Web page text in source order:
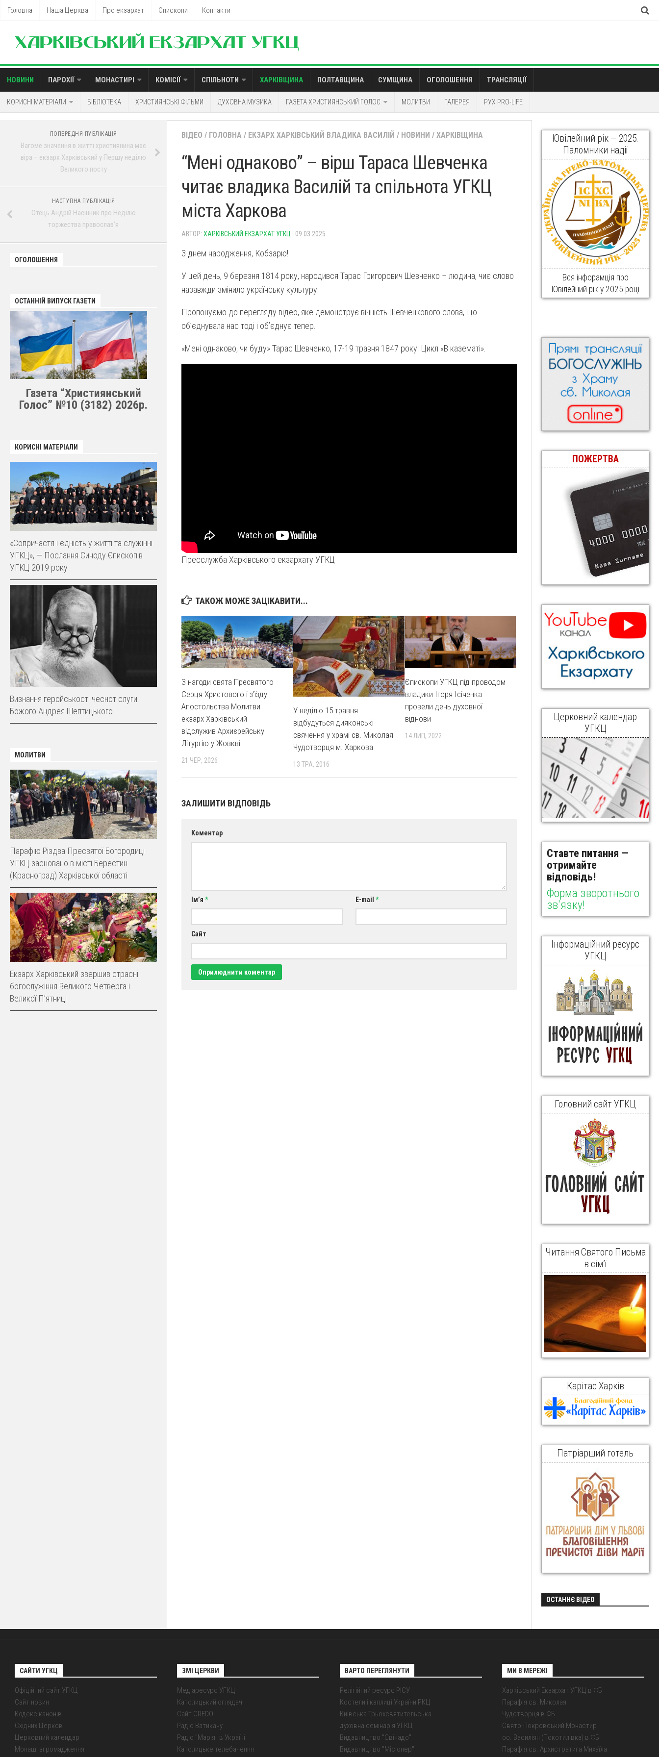
Головна Наша Церква Про екзархат Єпископи Контакти
НОВИНИ ПАРОХІЇ МОНАСТИРІ КОМІСІЇ СПІЛЬНОТИ ХАРКІВЩИНА ПОЛТАВЩИНА СУМЩИНА ОГОЛОШЕННЯ ТРАНСЛЯЦІЇ
КОРИСНІ МАТЕРІАЛИ БІБЛІОТЕКА ХРИСТИЯНСЬКІ ФІЛЬМИ ДУХОВНА МУЗИКА ГАЗЕТА ХРИСТИЯНСЬКИЙ ГОЛОС МОЛИТВИ ГАЛЕРЕЯ РУХ PRO-LIFE
ВІДЕО / ГОЛОВНА / ЕКЗАРХ ХАРКІВСЬКИЙ ВЛАДИКА ВАСИЛІЙ / НОВИНИ / ХАРКІВЩИНА
“Мені однаково” – вірш Тараса Шевченка
читає владика Василій та спільнота УГКЦ
міста Харкова
АВТОР: ХАРКІВСЬКИЙ ЕКЗАРХАТ УГКЦ · 09.03.2025
З днем народження, Кобзарю!
У цей день, 9 березня 1814 року, народився Тарас Григорович Шевченко – людина, чиє слово
назавжди змінило українську культуру.
Пропонуємо до перегляду відео, яке демонструє вічність Шевченкового слова, що
обʼєднувала нас тоді і обʼєднує тепер.
«Мені однаково, чи буду» Тарас Шевченко, 17-19 травня 1847 року. Цикл «В казематі».
Пресслужба Харківського екзархату УГКЦ
ТАКОЖ МОЖЕ ЗАЦІКАВИТИ...
З нагоди свята Пресвятого
Серця Христового і з’їзду
Апостольства Молитви
екзарх Харківський
відслужив Архиєрейську
Літургію у Жовкві
21 ЧЕР, 2026
У неділю 15 травня
відбудуться дияконські
свячення у храмі св. Миколая
Чудотворця м. Харкова
13 ТРА, 2016
Єпископи УГКЦ під проводом
владики Ігоря Ісіченка
провели день духовної
віднови
14 ЛИП, 2022
ЗАЛИШИТИ ВІДПОВІДЬ
Коментар
Ім’я * E-mail *
Сайт
ПОПЕРЕДНЯ ПУБЛІКАЦІЯ
Вагоме значення в житті християнина має
віра – екзарх Харківський у Першу неділю
Великого посту
НАСТУПНА ПУБЛІКАЦІЯ
Отець Андрій Насінник про Неділю
торжества православ’я
ОГОЛОШЕННЯ
ОСТАННІЙ ВИПУСК ГАЗЕТИ
Газета “Християнський
Голос” №10 (3182) 2026р.
КОРИСНІ МАТЕРІАЛИ
«Сопричастя і єдність у житті та служінні
УГКЦ», — Послання Синоду Єпископів
УГКЦ 2019 року
Визнання геройськості чеснот слуги
Божого Андрея Шептицького
МОЛИТВИ
Парафію Різдва Пресвятої Богородиці
УГКЦ засновано в місті Берестин
(Красноград) Харківської області
Екзарх Харківський звершив страсні
богослужіння Великого Четверга і
Великої Пʼятниці
Ювілейний рік — 2025.
Паломники надії
Вся інфорамція про
Ювілейний рік у 2025 році
ПОЖЕРТВА
Церковний календар
УГКЦ
Ставте питання —
отримайте
відповідь!
Форма зворотнього
зв'язку!
Інформаційний ресурс
УГКЦ
Головний сайт УГКЦ
Читання Святого Письма
в сім’ї
Карітас Харків
Патріарший готель
ОСТАННЄ ВІДЕО
САЙТИ УГКЦ
Офіційний сайт УГКЦ
Сайт новин
Кодекс канонів
Східних Церков
Церковний календар
Монаші згромадження
ЗМІ ЦЕРКВИ
Медіаресурс УГКЦ
Католицький оглядач
Сайт CREDO
Радіо Ватикану
Радіо "Марія" в Україні
Католицьке телебачення
ВАРТО ПЕРЕГЛЯНУТИ
Релігійний ресурс РІСУ
Костели і каплиці України РКЦ
Київська Трьохсвятительська
духовна семінарія УГКЦ
Видавництво "Свічадо"
Видавництво "Місіонер"
МИ В МЕРЕЖІ
Харківський Екзархат УГКЦ в ФБ
Парафія св. Миколая
Чудотворця в ФБ
Свято-Покровський Монастир
оо. Василіян (Покотилівка) в ФБ
Парафія св. Архистратига Михаїла